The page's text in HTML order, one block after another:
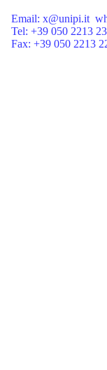
Email: x@unipi.it
Tel: +39 050 2213
Fax: +39 050 2213